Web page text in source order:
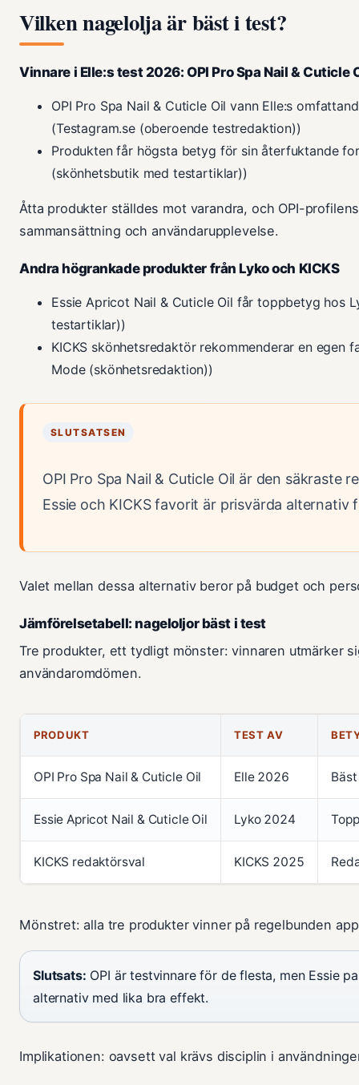
Vilken nagelolja är bäst i test?
Vinnare i Elle:s test 2026: OPI Pro Spa Nail & Cuticle
OPI Pro Spa Nail & Cuticle Oil vann Elle:s
(Testagram.se (oberoende testredaktion))
Produkten får högsta betyg för sin återfuktande
(skönhetsbutik med testartiklar))
Åtta produkter ställdes mot varandra, och OPI-
sammansättning och användarupplevelse.
Andra högrankade produkter från Lyko och KICKS
Essie Apricot Nail & Cuticle Oil får toppbetyg hos
testartiklar))
KICKS skönhetsredaktör rekommenderar en egen
Mode (skönhetsredaktion))
SLUTSATSEN
OPI Pro Spa Nail & Cuticle Oil är den säkraste
Essie och KICKS favorit är prisvärda alternativ
Valet mellan dessa alternativ beror på budget och
Jämförelsetabell: nageloljor bäst i test
Tre produkter, ett tydligt mönster: vinnaren utmärker
användaromdömen.
PRODUKT TEST AV
OPI Pro Spa Nail & Cuticle Oil Elle 2026
Essie Apricot Nail & Cuticle Oil Lyko 2024
KICKS redaktörsval KICKS 2025
Mönstret: alla tre produkter vinner på regelbunden
Slutsats: OPI är testvinnare för de flesta, men Essie
alternativ med lika bra effekt.
Implikationen: oavsett val krävs disciplin i